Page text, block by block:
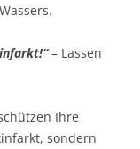
– Lassen
Ihre
sondern